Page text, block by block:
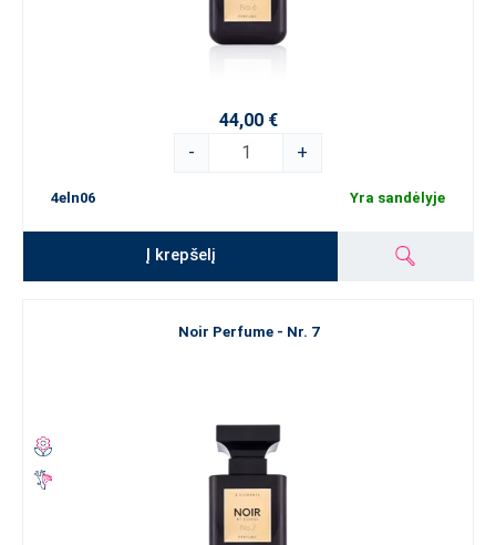
44,00 €
-
+
4eln06 Yra sandėlyje
Į krepšelį
Noir Perfume - Nr. 7